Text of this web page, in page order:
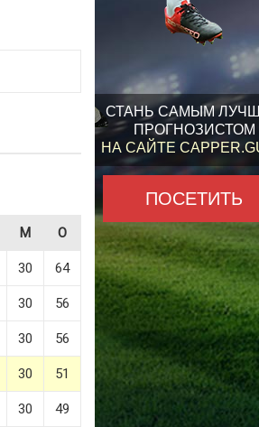
СТАНЬ САМЫМ
ПРОГНОЗИСТОМ
НА САЙТЕ
ПОСЕТИТЬ
М О
30 64
30 56
30 56
30 51
30 49